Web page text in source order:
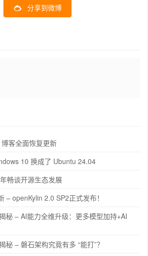
分享到微博
客全面恢复更新
10 换成了 Ubuntu 24.04
畅谈开源生态发展
– openKylin 2.0 SP2正式发布！
秘 – AI能力全维升级：更多模型加持+AI
秘 – 磐石架构究竟有多 “能打”？